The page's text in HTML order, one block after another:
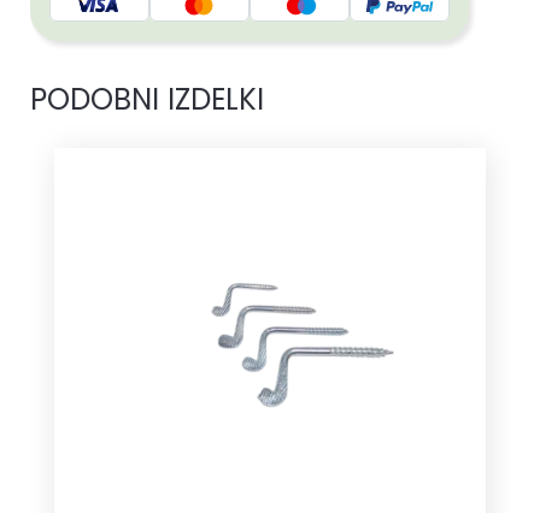
PODOBNI IZDELKI